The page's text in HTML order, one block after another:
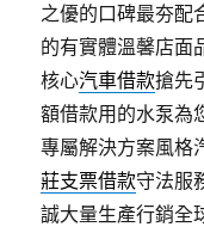
之優的口碑最夯配
的有實體溫馨店面
核心汽車借款搶先
額借款用的水泵為
專屬解決方案風格
莊支票借款守法服
誠大量生產行銷全